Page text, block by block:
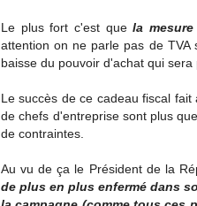
Le plus fort c'est quela
attention on ne parle pas de TVA
baisse du pouvoir d'achat qui
Le succès de ce cadeau fiscal
de chefs d'entreprise sont plus
de contraintes.
Au vu de ça le Président de la
de plus en plus enfermé dans